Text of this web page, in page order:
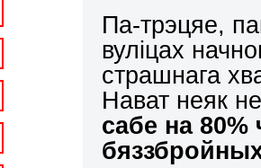
Па-трэцяе,
вуліцах
страшнага
Нават неяк
сабе на 80%